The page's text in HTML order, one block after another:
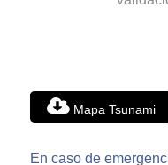
Mapa Tsunami
En caso de